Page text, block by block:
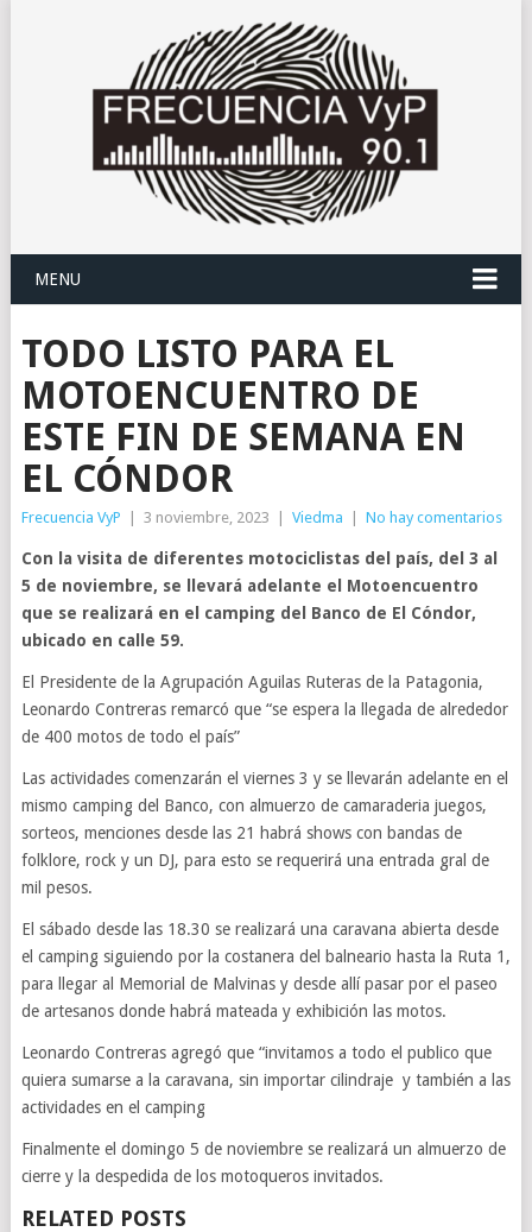
MENU
TODO LISTO PARA EL
MOTOENCUENTRO DE
ESTE FIN DE SEMANA EN
EL CÓNDOR
Frecuencia VyP 3 noviembre, 2023 Viedma No hay comentarios
Con la visita de diferentes motociclistas del país, del 3 al
5 de noviembre, se llevará adelante el Motoencuentro
que se realizará en el camping del Banco de El Cóndor,
ubicado en calle 59.
El Presidente de la Agrupación Aguilas Ruteras de la Patagonia,
Leonardo Contreras remarcó que “se espera la llegada de alrededor
de 400 motos de todo el país”
Las actividades comenzarán el viernes 3 y se llevarán adelante en el
mismo camping del Banco, con almuerzo de camaraderia juegos,
sorteos, menciones desde las 21 habrá shows con bandas de
folklore, rock y un DJ, para esto se requerirá una entrada gral de
mil pesos.
El sábado desde las 18.30 se realizará una caravana abierta desde
el camping siguiendo por la costanera del balneario hasta la Ruta 1,
para llegar al Memorial de Malvinas y desde allí pasar por el paseo
de artesanos donde habrá mateada y exhibición las motos.
Leonardo Contreras agregó que “invitamos a todo el publico que
quiera sumarse a la caravana, sin importar cilindraje y también a las
actividades en el camping
Finalmente el domingo 5 de noviembre se realizará un almuerzo de
cierre y la despedida de los motoqueros invitados.
RELATED POSTS